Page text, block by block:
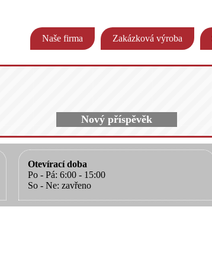
Naše firma Zakázková výroba
Nový příspěvěk
Otevírací doba
Po - Pá: 6:00 - 15:00
So - Ne: zavřeno